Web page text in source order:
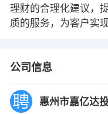
理财的合理化建议，
质的服务，为客户实
公司信息
惠州市嘉亿达